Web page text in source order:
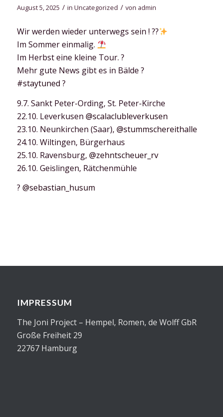
August 5, 2025 / in Uncategorized / von admin
Wir werden wieder unterwegs sein ! ??
Im Sommer einmalig.
Im Herbst eine kleine Tour. ?
Mehr gute News gibt es in Bälde ?
#staytuned ?
9.7. Sankt Peter-Ording, St. Peter-Kirche
22.10. Leverkusen @scalaclubleverkusen
23.10. Neunkirchen (Saar), @stummschereithalle
24.10. Wiltingen, Bürgerhaus
25.10. Ravensburg, @zehntscheuer_rv
26.10. Geislingen, Rätchenmühle
? @sebastian_husum
IMPRESSUM
The Joni Project – Hempel, Romen, de Wolff GbR
Große Freiheit 29
22767 Hamburg